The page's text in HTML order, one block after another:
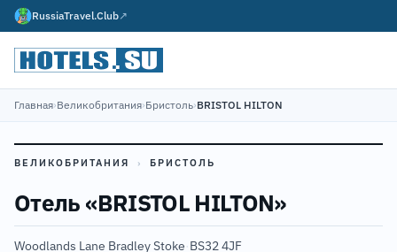
RussiaTravel.Club↗
Главная›Великобритания›Бристоль›BRISTOL HILTON
ВЕЛИКОБРИТАНИЯ › БРИСТОЛЬ
Отель «BRISTOL HILTON»
Woodlands Lane Bradley Stoke·BS32 4JF